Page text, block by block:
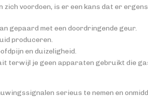
zich voordoen, is er een kans dat er
gepaard met een doordringende geur.
produceren.
en duizeligheid.
terwijl je geen apparaten gebruikt die
serieus te nemen en